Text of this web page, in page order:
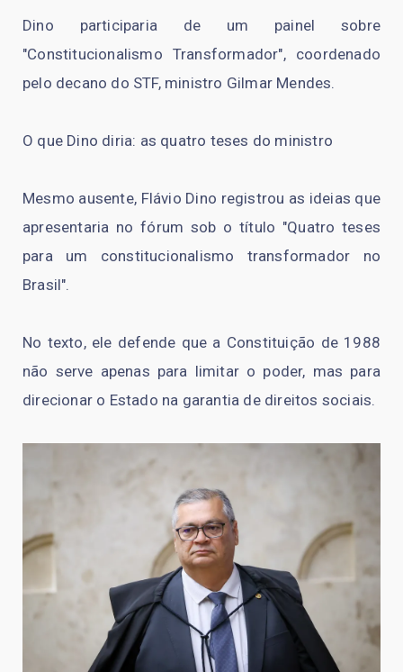
Dino participaria de um painel sobre
"Constitucionalismo Transformador", coordenado
pelo decano do STF, ministro Gilmar Mendes.
O que Dino diria: as quatro teses do ministro
Mesmo ausente, Flávio Dino registrou as ideias que
apresentaria no fórum sob o título "Quatro teses
para um constitucionalismo transformador no
Brasil".
No texto, ele defende que a Constituição de 1988
não serve apenas para limitar o poder, mas para
direcionar o Estado na garantia de direitos sociais.